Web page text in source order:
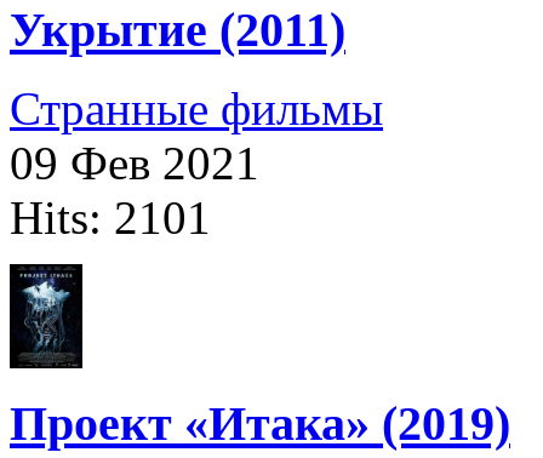
Укрытие (2011)
Странные фильмы
09 Фев 2021
Hits: 2101
Проект «Итака» (2019)